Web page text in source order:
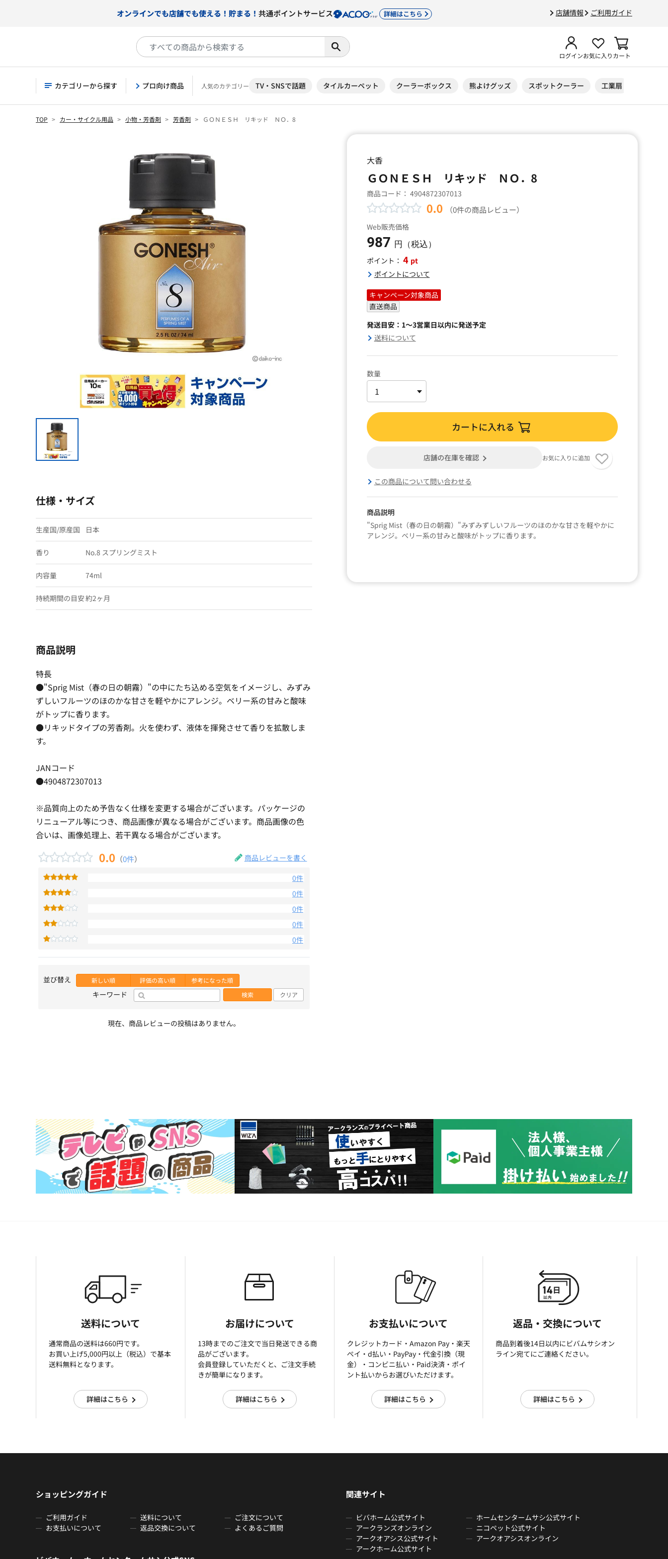
店舗情報 ご利用ガイド
オンラインでも店舗でも使える！貯まる！ 共通ポイントサービス 詳細はこちら
ログインお気に入りカート
カテゴリーから探す プロ向け商品 人気のカテゴリー TV・SNSで話題 タイルカーペット クーラーボックス 熊よけグッズ スポットクーラー 工業扇
TOP カー・サイクル用品 小物・芳香剤 芳香剤 ＧＯＮＥＳＨ リキッド ＮＯ．8
大香
ＧＯＮＥＳＨ リキッド ＮＯ．8
商品コード： 4904872307013
0.0 （0件の商品レビュー）
Web販売価格
987 円（税込）
ポイント： 4 pt
ポイントについて
キャンペーン対象商品
直送商品
発送目安：1～3営業日以内に発送予定
送料について
数量
カートに入れる
店舗の在庫を確認 お気に入りに追加
この商品について問い合わせる
商品説明
"Sprig Mist（春の日の朝霧）"みずみずしいフルーツのほのかな甘さを軽やかに
アレンジ。ベリー系の甘みと酸味がトップに香ります。
仕様・サイズ
生産国/原産国 日本
香り No.8 スプリングミスト
内容量 74ml
持続期間の目安約2ヶ月
商品説明
特長
●"Sprig Mist（春の日の朝霧）"の中にたち込める空気をイメージし、みずみ
ずしいフルーツのほのかな甘さを軽やかにアレンジ。ベリー系の甘みと酸味
がトップに香ります。
●リキッドタイプの芳香剤。火を使わず、液体を揮発させて香りを拡散しま
す。
JANコード
●4904872307013
※品質向上のため予告なく仕様を変更する場合がございます。パッケージの
リニューアル等につき、商品画像が異なる場合がございます。商品画像の色
合いは、画像処理上、若干異なる場合がございます。
0.0 （0件） 商品レビューを書く
0件
0件
0件
0件
0件
並び替え 新しい順 評価の高い順 参考になった順
キーワード 検索 クリア
現在、商品レビューの投稿はありません。
送料について
通常商品の送料は660円です。
お買い上げ5,000円以上（税込）で基本
送料無料となります。
詳細はこちら
お届けについて
13時までのご注文で当日発送できる商
品がございます。
会員登録していただくと、ご注文手続
きが簡単になります。
詳細はこちら
お支払いについて
クレジットカード・Amazon Pay・楽天
ぺイ・d払い・PayPay・代金引換（現
金）・コンビニ払い・Paid決済・ポイ
ント払いからお選びいただけます。
詳細はこちら
返品・交換について
商品到着後14日以内にビバムサシオン
ライン宛てにご連絡ください。
詳細はこちら
ショッピングガイド
ご利用ガイド 送料について
ご注文について
お支払いについて
返品交換について よくあるご質問
関連サイト
ビバホーム公式サイト
ホームセンタームサシ公式サイト
アークランズオンライン
ニコペット公式サイト
アークオアシス公式サイト
アークオアシスオンライン
アークホーム公式サイト